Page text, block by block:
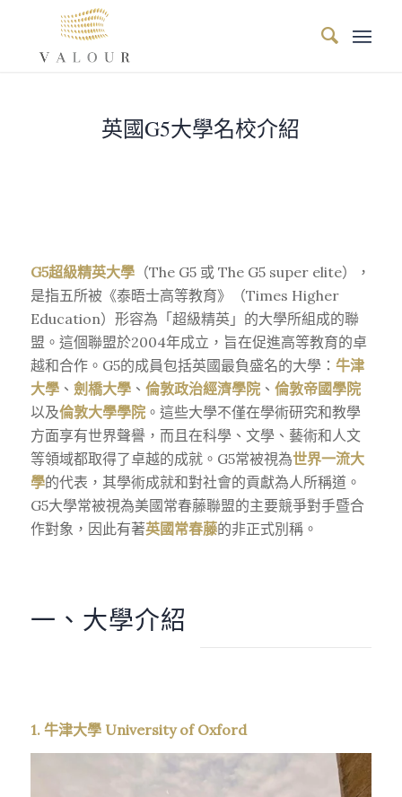
英國G5大學名校介紹
G5超級精英大學（The G5 或 The G5 super elite），
是指五所被《泰晤士高等教育》（Times Higher
Education）形容為「超級精英」的大學所組成的聯
盟。這個聯盟於2004年成立，旨在促進高等教育的卓
越和合作。G5的成員包括英國最負盛名的大學： 牛津
大學、 劍橋大學、 倫敦政治經濟學院、 倫敦帝國學院
以及倫敦大學學院。這些大學不僅在學術研究和教學
方面享有世界聲譽，而且在科學、文學、藝術和人文
等領域都取得了卓越的成就。G5常被視為世界一流大
學的代表，其學術成就和對社會的貢獻為人所稱道。
G5大學常被視為美國常春藤聯盟的主要競爭對手暨合
作對象，因此有著英國常春藤的非正式別稱。
一、大學介紹
1. 牛津大學 University of Oxford